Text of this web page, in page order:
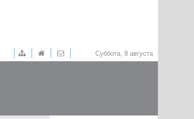
Суббота, 8 августа